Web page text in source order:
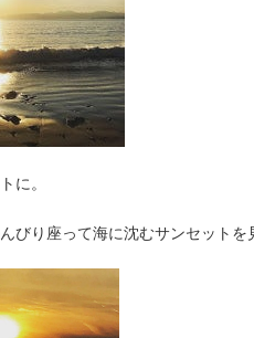
に。
びり座って海に沈むサンセット